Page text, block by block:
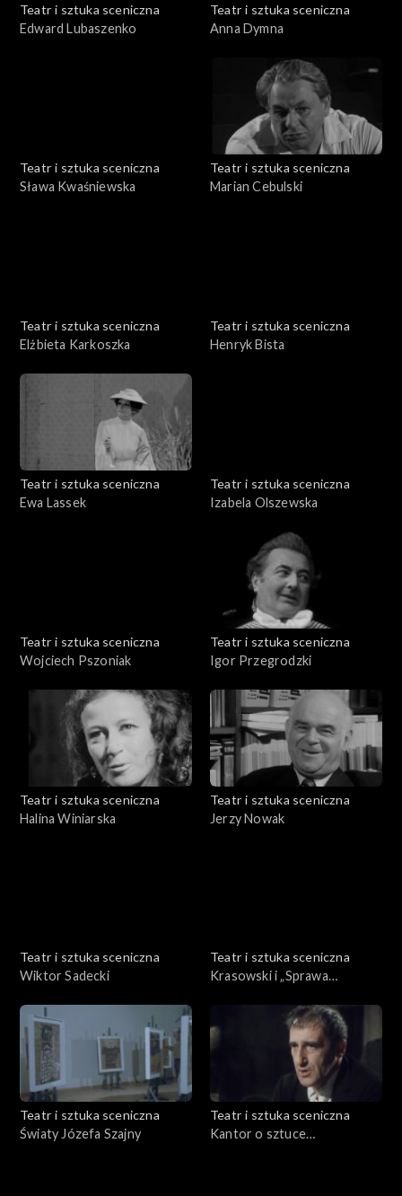
Teatr i sztuka sceniczna
Edward Lubaszenko
Teatr i sztuka sceniczna
Anna Dymna
Teatr i sztuka sceniczna
Sława Kwaśniewska
Teatr i sztuka sceniczna
Marian Cebulski
Teatr i sztuka sceniczna
Elżbieta Karkoszka
Teatr i sztuka sceniczna
Henryk Bista
Teatr i sztuka sceniczna
Ewa Lassek
Teatr i sztuka sceniczna
Izabela Olszewska
Teatr i sztuka sceniczna
Wojciech Pszoniak
Teatr i sztuka sceniczna
Igor Przegrodzki
Teatr i sztuka sceniczna
Halina Winiarska
Teatr i sztuka sceniczna
Jerzy Nowak
Teatr i sztuka sceniczna
Wiktor Sadecki
Teatr i sztuka sceniczna
Krasowski i „Sprawa
Teatr i sztuka sceniczna
Światy Józefa Szajny
Teatr i sztuka sceniczna
Kantor o sztuce